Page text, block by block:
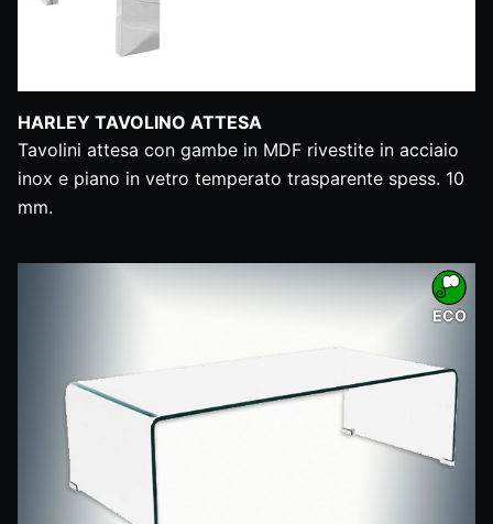
HARLEY TAVOLINO ATTESA
Tavolini attesa con gambe in MDF rivestite in acciaio
inox e piano in vetro temperato trasparente spess. 10
mm.
ECO